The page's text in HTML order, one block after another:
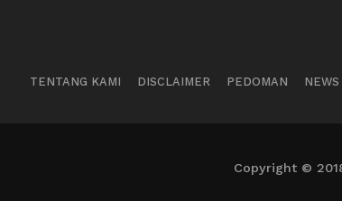
TENTANG KAMI DISCLAIMER PEDOMAN NEWS
Copyright ©